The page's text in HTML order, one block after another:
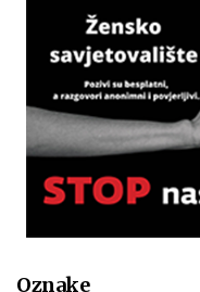
Oznake